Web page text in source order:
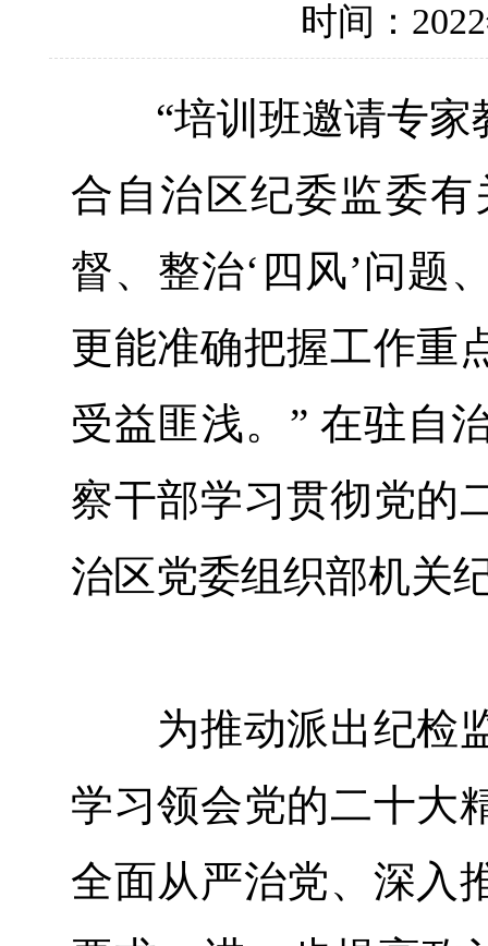
时间：
“培训班邀请专家
合自治区纪委监委
督、整治‘四风’问题
更能准确把握工作重
受益匪浅。” 在驻自
察干部学习贯彻党的
治区党委组织部机关
为推动派出纪检监
学习领会党的二十大
全面从严治党、深入